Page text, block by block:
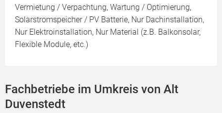
Vermietung / Verpachtung, Wartung / Optimierung,
Solarstromspeicher / PV Batterie, Nur Dachinstallation,
Nur Elektroinstallation, Nur Material (z.B. Balkonsolar,
Flexible Module, etc.)
Fachbetriebe im Umkreis von Alt
Duvenstedt